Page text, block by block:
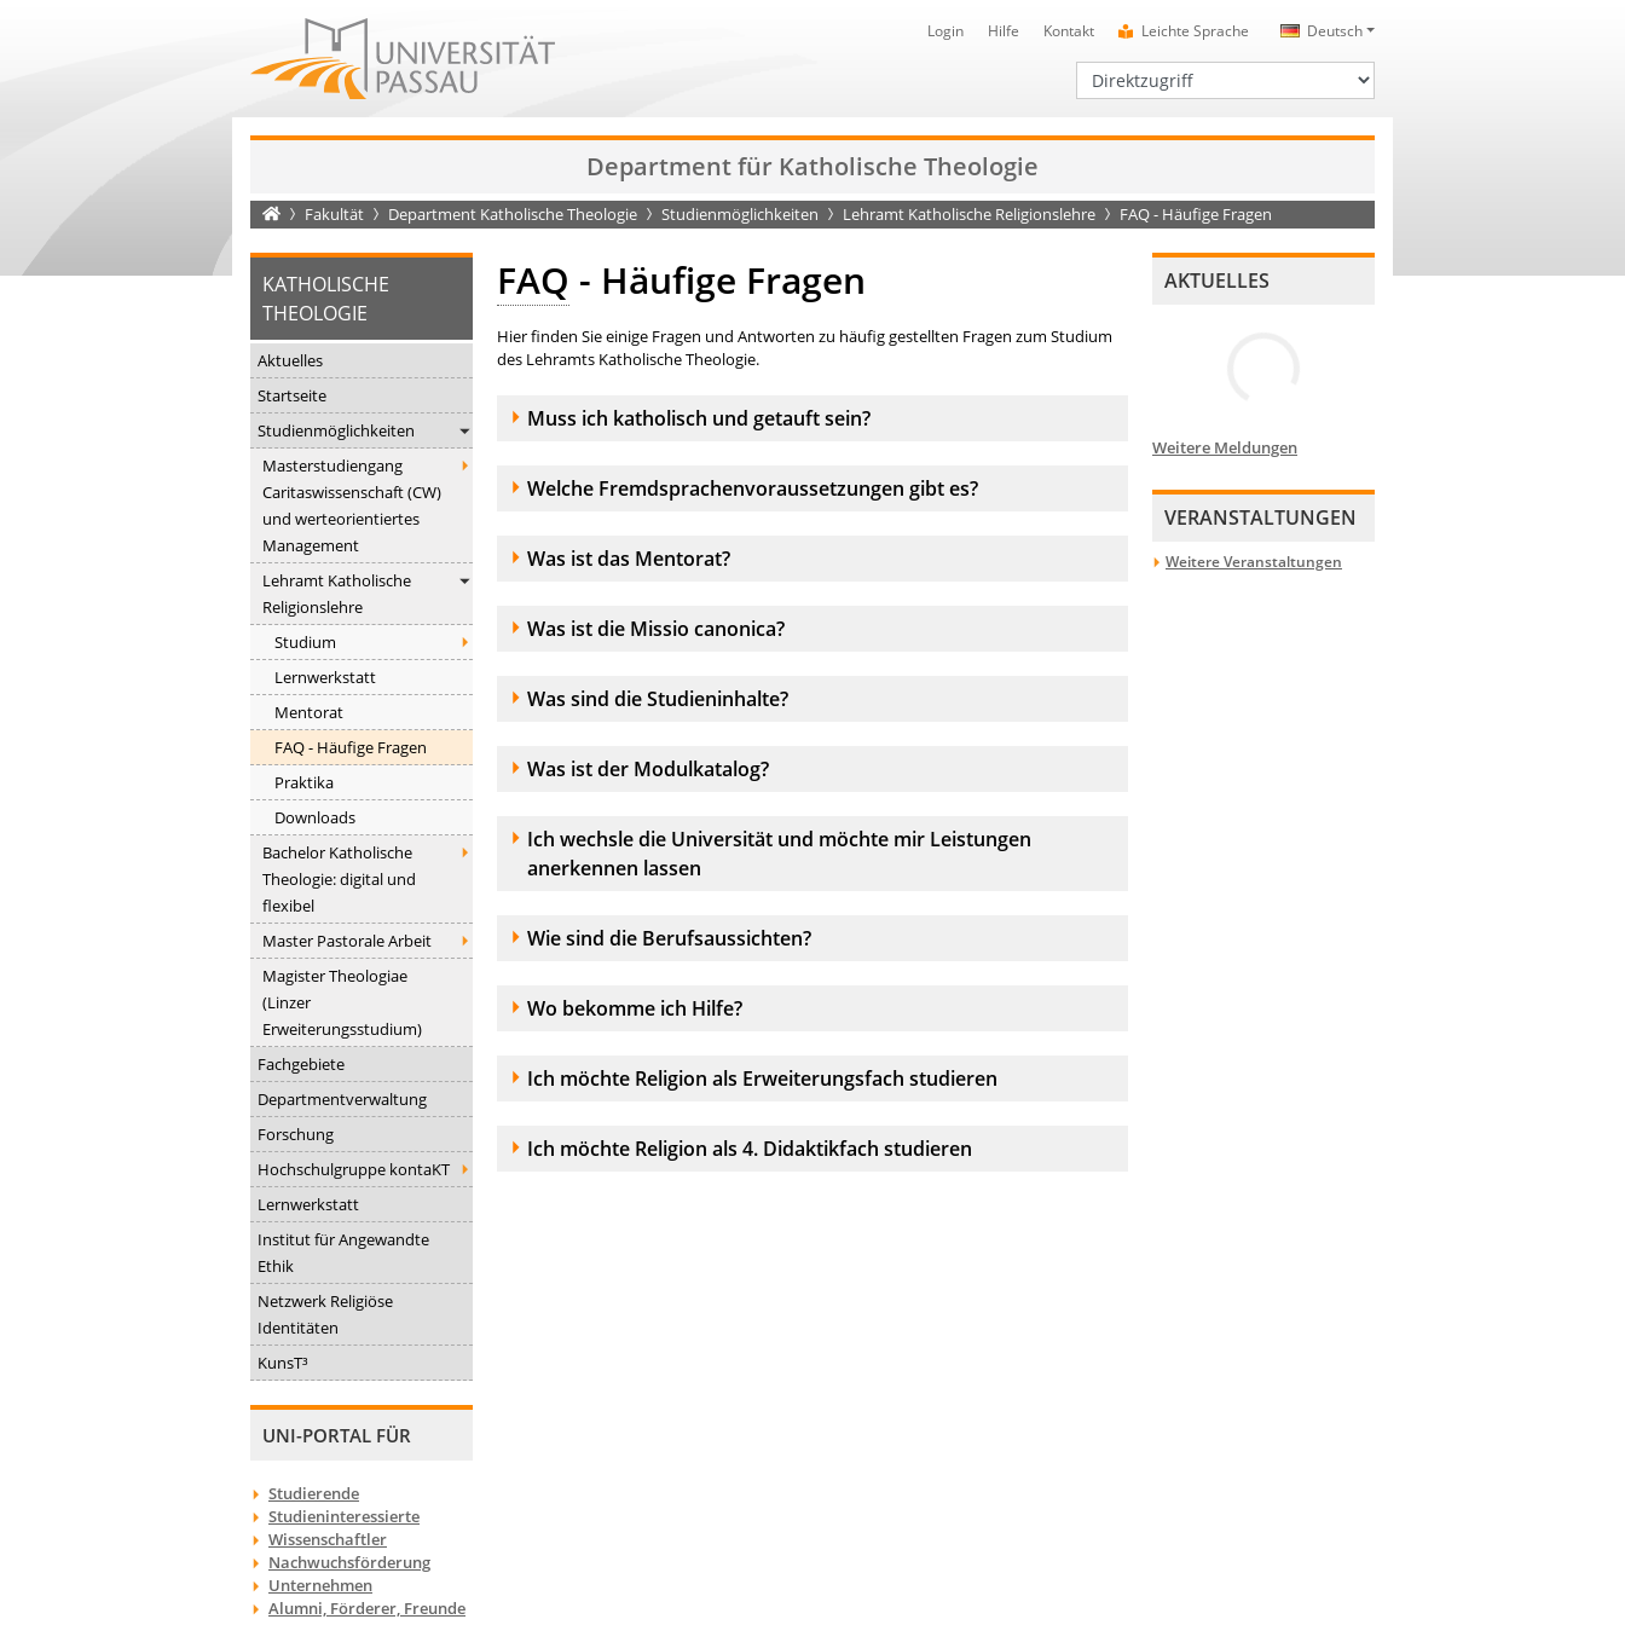
Deutsch
Login Hilfe Kontakt Leichte Sprache
Direktzugriff
Department für Katholische Theologie
Startseite
Fakultät Department Katholische Theologie Studienmöglichkeiten Lehramt Katholische Religionslehre FAQ - Häufige Fragen
KATHOLISCHE
THEOLOGIE
Aktuelles
Startseite
Studienmöglichkeiten
Masterstudiengang
Caritaswissenschaft (CW)
und werteorientiertes
Management
Lehramt Katholische
Religionslehre
Studium
Lernwerkstatt
Mentorat
FAQ - Häufige Fragen
Praktika
Downloads
Bachelor Katholische
Theologie: digital und
flexibel
Master Pastorale Arbeit
Magister Theologiae
(Linzer
Erweiterungsstudium)
Fachgebiete
Departmentverwaltung
Forschung
Hochschulgruppe kontaKT
Lernwerkstatt
Institut für Angewandte
Ethik
Netzwerk Religiöse
Identitäten
KunsT³
UNI-PORTAL FÜR
Studierende
Studieninteressierte
Wissenschaftler
Nachwuchsförderung
Unternehmen
Alumni, Förderer, Freunde
FAQ - Häufige Fragen
Hier finden Sie einige Fragen und Antworten zu häufig gestellten Fragen zum Studium
des Lehramts Katholische Theologie.
Akkordeonelement:
Muss ich katholisch und getauft sein?
Akkordeonelement:
Welche Fremdsprachenvoraussetzungen gibt es?
Akkordeonelement:
Was ist das Mentorat?
Akkordeonelement:
Was ist die Missio canonica?
Akkordeonelement:
Was sind die Studieninhalte?
Akkordeonelement:
Was ist der Modulkatalog?
Akkordeonelement:
Ich wechsle die Universität und möchte mir Leistungen
anerkennen lassen
Akkordeonelement:
Wie sind die Berufsaussichten?
Akkordeonelement:
Wo bekomme ich Hilfe?
Akkordeonelement:
Ich möchte Religion als Erweiterungsfach studieren
Akkordeonelement:
Ich möchte Religion als 4. Didaktikfach studieren
AKTUELLES
Weitere Meldungen
VERANSTALTUNGEN
Weitere Veranstaltungen